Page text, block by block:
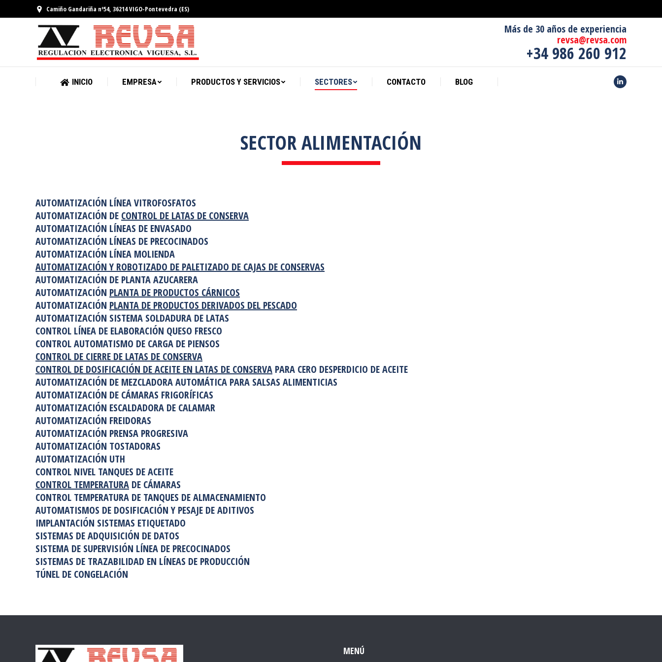
Camiño Gandariña nº54, 36214 VIGO-Pontevedra (ES)
Más de 30 años de experiencia
revsa@revsa.com
+34 986 260 912
INICIO EMPRESA PRODUCTOS Y SERVICIOS SECTORES CONTACTO BLOG
Linkedin
SECTOR ALIMENTACIÓN
AUTOMATIZACIÓN LÍNEA VITROFOSFATOS
AUTOMATIZACIÓN DE CONTROL DE LATAS DE CONSERVA
AUTOMATIZACIÓN LÍNEAS DE ENVASADO
AUTOMATIZACIÓN LÍNEAS DE PRECOCINADOS
AUTOMATIZACIÓN LÍNEA MOLIENDA
AUTOMATIZACIÓN Y ROBOTIZADO DE PALETIZADO DE CAJAS DE CONSERVAS
AUTOMATIZACIÓN DE PLANTA AZUCARERA
AUTOMATIZACIÓN PLANTA DE PRODUCTOS CÁRNICOS
AUTOMATIZACIÓN PLANTA DE PRODUCTOS DERIVADOS DEL PESCADO
AUTOMATIZACIÓN SISTEMA SOLDADURA DE LATAS
CONTROL LÍNEA DE ELABORACIÓN QUESO FRESCO
CONTROL AUTOMATISMO DE CARGA DE PIENSOS
CONTROL DE CIERRE DE LATAS DE CONSERVA
CONTROL DE DOSIFICACIÓN DE ACEITE EN LATAS DE CONSERVA PARA CERO DESPERDICIO DE ACEITE
AUTOMATIZACIÓN DE MEZCLADORA AUTOMÁTICA PARA SALSAS ALIMENTICIAS
AUTOMATIZACIÓN DE CÁMARAS FRIGORÍFICAS
AUTOMATIZACIÓN ESCALDADORA DE CALAMAR
AUTOMATIZACIÓN FREIDORAS
AUTOMATIZACIÓN PRENSA PROGRESIVA
AUTOMATIZACIÓN TOSTADORAS
AUTOMATIZACIÓN UTH
CONTROL NIVEL TANQUES DE ACEITE
CONTROL TEMPERATURA DE CÁMARAS
CONTROL TEMPERATURA DE TANQUES DE ALMACENAMIENTO
AUTOMATISMOS DE DOSIFICACIÓN Y PESAJE DE ADITIVOS
IMPLANTACIÓN SISTEMAS ETIQUETADO
SISTEMAS DE ADQUISICIÓN DE DATOS
SISTEMA DE SUPERVISIÓN LÍNEA DE PRECOCINADOS
SISTEMAS DE TRAZABILIDAD EN LÍNEAS DE PRODUCCIÓN
TÚNEL DE CONGELACIÓN
MENÚ
INICIO EMPRESA PRODUCTOS Y SERVICIOS SECTORES CONTACTO BLOG
Linkedin